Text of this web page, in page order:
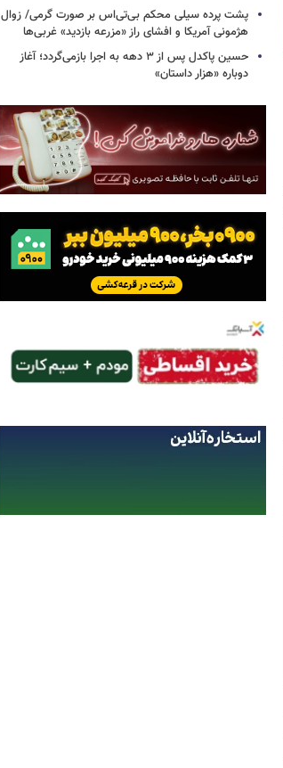
پشت پرده سیلی محکم بی‌تی‌اس بر صورت گرمی/ زوال
هژمونی آمریکا و افشای راز «مزرعه بازدید» غربی‌ها
حسین پاکدل پس از ۳ دهه به اجرا بازمی‌گردد؛ آغاز
دوباره «هزار داستان»